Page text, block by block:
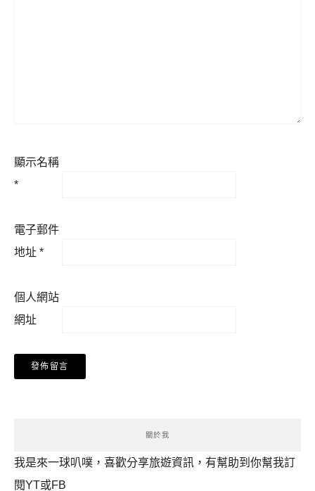
顯示名稱
*
電子郵件
地址 *
個人網站
網址
關於我
我是來一球叭噗，喜歡分享旅遊資訊，有幫助到你幫我訂
閱YT或FB